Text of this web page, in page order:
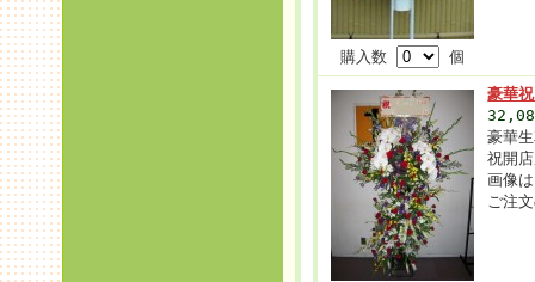
購入数 個
豪華
豪華
祝開
画像
ご注